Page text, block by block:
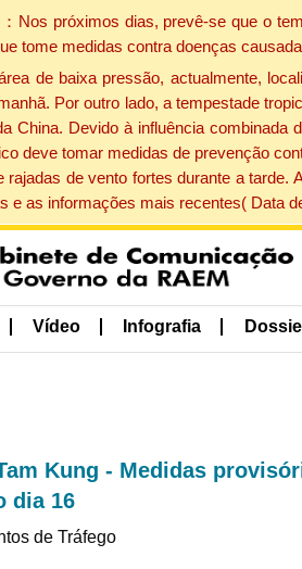
Nos próximos dias, prevê-se que o
tome medidas contra doenças
de baixa pressão, actualmente,
Por outro lado, a tempestade
China. Devido à influência
deve tomar medidas de prevenção
de vento fortes durante a
e as informações mais recentes( Data
Vídeo Infografia
Kung - Medidas
dia 16
de Tráfego